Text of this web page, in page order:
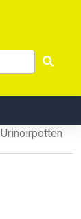
Urinoirpotten